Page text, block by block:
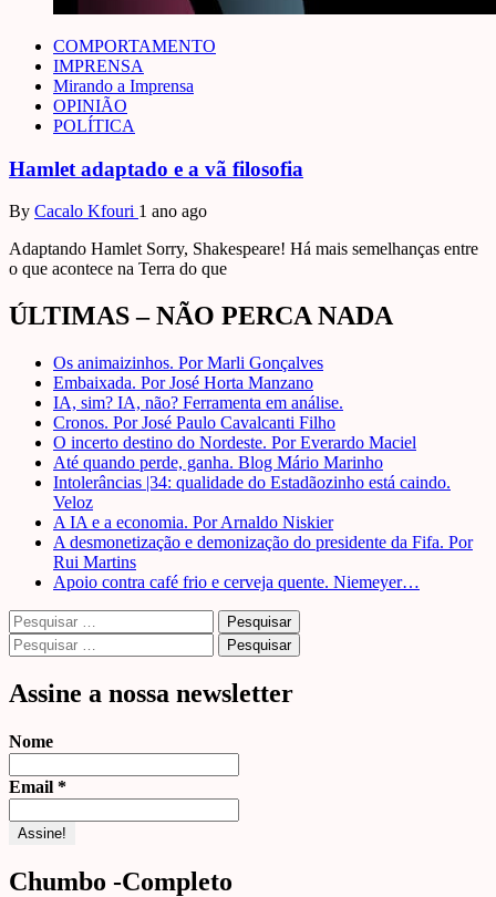
COMPORTAMENTO
IMPRENSA
Mirando a Imprensa
OPINIÃO
POLÍTICA
Hamlet adaptado e a vã filosofia
By Cacalo Kfouri 1 ano ago
Adaptando Hamlet Sorry, Shakespeare! Há mais semelhanças entre
o que acontece na Terra do que
ÚLTIMAS – NÃO PERCA NADA
Os animaizinhos. Por Marli Gonçalves
Embaixada. Por José Horta Manzano
IA, sim? IA, não? Ferramenta em análise.
Cronos. Por José Paulo Cavalcanti Filho
O incerto destino do Nordeste. Por Everardo Maciel
Até quando perde, ganha. Blog Mário Marinho
Intolerâncias |34: qualidade do Estadãozinho está caindo.
Veloz
A IA e a economia. Por Arnaldo Niskier
A desmonetização e demonização do presidente da Fifa. Por
Rui Martins
Apoio contra café frio e cerveja quente. Niemeyer…
Pesquisar
por:
Pesquisar
por:
Assine a nossa newsletter
Nome
Email *
Chumbo -Completo